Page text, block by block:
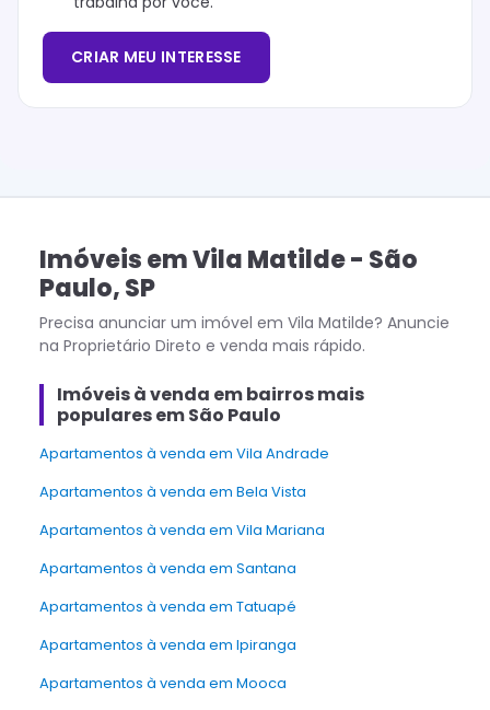
CRIAR MEU INTERESSE
ImóveisemVila Matilde- São
Paulo,SP
Precisa anunciar um imóvel em Vila Matilde? Anuncie
na Proprietário Direto e venda mais rápido.
Imóveis à venda em bairros mais
populares em São Paulo
Apartamentos à venda em Vila Andrade
Apartamentos à venda em Bela Vista
Apartamentos à venda em Vila Mariana
Apartamentos à venda em Santana
Apartamentos à venda em Tatuapé
Apartamentos à venda em Ipiranga
Apartamentos à venda em Mooca